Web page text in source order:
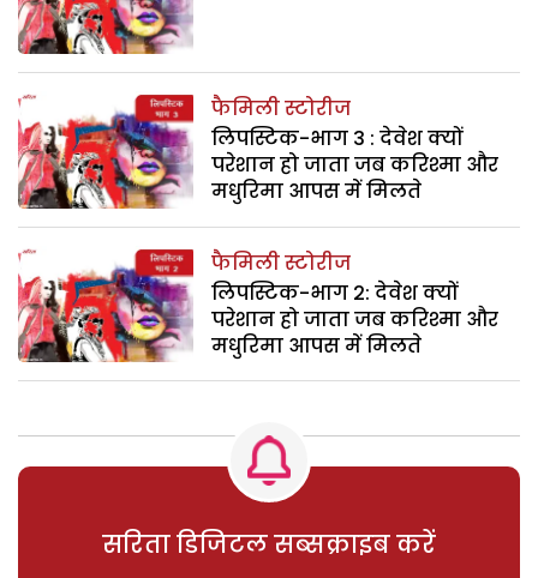
फैमिली स्टोरीज
लिपस्टिक-भाग 3 : देवेश क्यों
परेशान हो जाता जब करिश्मा और
मधुरिमा आपस में मिलते
फैमिली स्टोरीज
लिपस्टिक-भाग 2: देवेश क्यों
परेशान हो जाता जब करिश्मा और
मधुरिमा आपस में मिलते
सरिता डिजिटल सब्सक्राइब करें